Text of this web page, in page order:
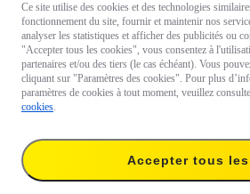
59,90 €
Ce site utilise des cookies et des technologies
fonctionnement du site, fournir et maintenir nos
analyser les statistiques et afficher des publicités ou
"Accepter tous les cookies", vous consentez à
partenaires et/ou des tiers (le cas échéant). Vous
cliquant sur "Paramètres des cookies". Pour plus
paramètres de cookies à tout moment, veuillez
cookies.
Accepter tous